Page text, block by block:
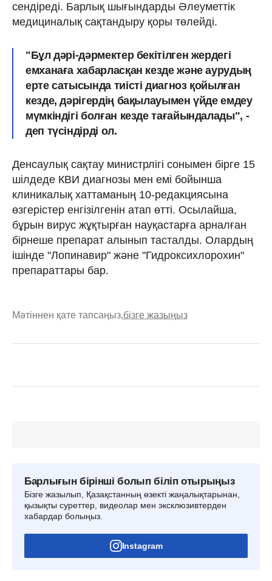
сендіреді. Барлық шығындарды Әлеуметтік
медициналық сақтандыру қоры төлейді.
"Бұл дәрі-дәрмектер бекітілген жердегі
емханаға хабарласқан кезде және аурудың
ерте сатысында тиісті диагноз қойылған
кезде, дәрігердің бақылауымен үйде емдеу
мүмкіндігі болған кезде тағайындалады", -
деп түсіндірді ол.
Денсаулық сақтау министрлігі сонымен бірге 15
шілдеде КВИ диагнозы мен емі бойынша
клиникалық хаттаманың 10-редакциясына
өзгерістер енгізілгенін атап өтті. Осылайша,
бұрын вирус жұқтырған науқастарға арналған
бірнеше препарат алынып тасталды. Олардың
ішінде "Лопинавир" және "Гидроксихлорохин"
препараттары бар.
Мәтіннен қате тапсаңыз,бізге жазыңыз
Барлығын бірінші болып біліп отырыңыз
Бізге жазылып, Қазақстанның өзекті жаңалықтарынан,
қызықты суреттер, видеолар мен эксклюзивтерден
хабардар болыңыз.
Instagram